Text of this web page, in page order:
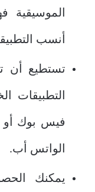
أنسب
تستطيع أن
التطبيقات
فيس بوك أو
الواتس أب.
يمكنك